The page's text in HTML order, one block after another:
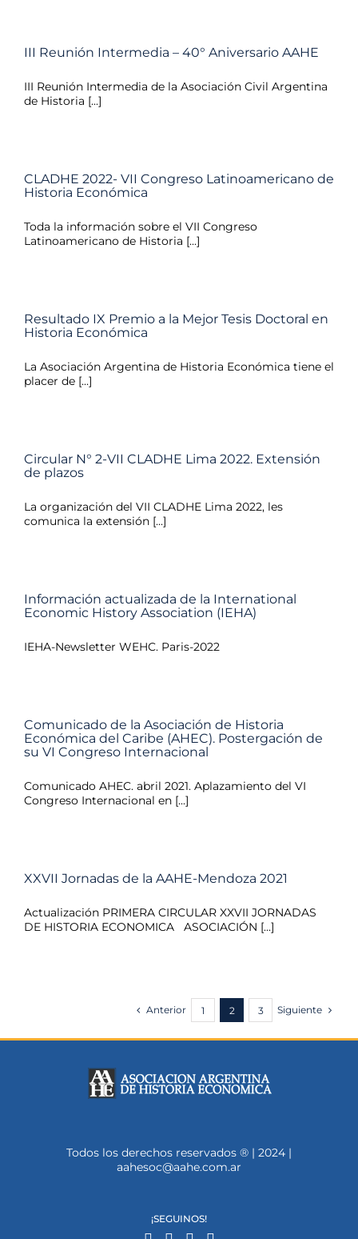
III Reunión Intermedia – 40° Aniversario AAHE
III Reunión Intermedia de la Asociación Civil Argentina
de Historia [...]
CLADHE 2022- VII Congreso Latinoamericano de
Historia Económica
Toda la información sobre el VII Congreso
Latinoamericano de Historia [...]
Resultado IX Premio a la Mejor Tesis Doctoral en
Historia Económica
La Asociación Argentina de Historia Económica tiene el
placer de [...]
Circular N° 2-VII CLADHE Lima 2022. Extensión
de plazos
La organización del VII CLADHE Lima 2022, les
comunica la extensión [...]
Información actualizada de la International
Economic History Association (IEHA)
IEHA-Newsletter WEHC. Paris-2022
Comunicado de la Asociación de Historia
Económica del Caribe (AHEC). Postergación de
su VI Congreso Internacional
Comunicado AHEC. abril 2021. Aplazamiento del VI
Congreso Internacional en [...]
XXVII Jornadas de la AAHE-Mendoza 2021
Actualización PRIMERA CIRCULAR XXVII JORNADAS
DE HISTORIA ECONOMICA ASOCIACIÓN [...]
Anterior 1 2 3 Siguiente
Todos los derechos reservados ® | 2024 |
aahesoc@aahe.com.ar
¡SEGUINOS!